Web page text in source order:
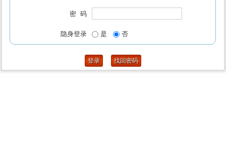
密 码
隐身登录 是 否